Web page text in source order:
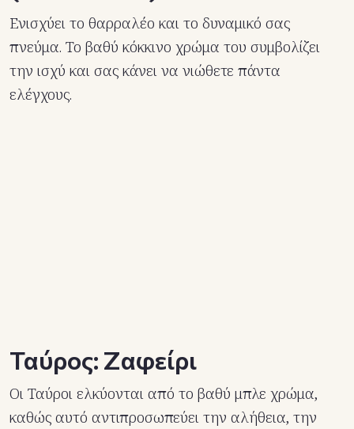
Ενισχύει το θαρραλέο και το δυναμικό σας
πνεύμα. Το βαθύ κόκκινο χρώμα του συμβολίζει
την ισχύ και σας κάνει να νιώθετε πάντα
ελέγχους.
Ταύρος: Ζαφείρι
Οι Ταύροι ελκύονται από το βαθύ μπλε χρώμα,
καθώς αυτό αντιπροσωπεύει την αλήθεια, την